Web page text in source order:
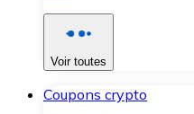
Voir toutes
Coupons crypto